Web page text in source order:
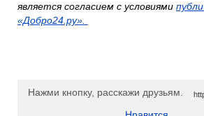
является согласием с условиями
«Добро24.ру».
Нажми кнопку, расскажи друзьям.